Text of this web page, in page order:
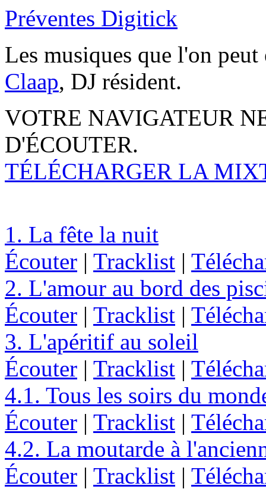
Préventes Digitick
Les musiques que l'on
Claap, DJ résident.
VOTRE NAVIGATEUR
D'ÉCOUTER.
TÉLÉCHARGER LA
1. La fête la nuit
Écouter | Tracklist |
2. L'amour au bord des
Écouter | Tracklist |
3. L'apéritif au soleil
Écouter | Tracklist |
4.1. Tous les soirs du
Écouter | Tracklist |
4.2. La moutarde à
Écouter | Tracklist |